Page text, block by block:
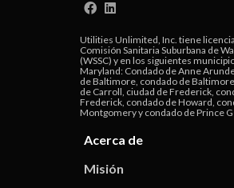
Utilities Unlimited, Inc. tiene
Comisión Sanitaria Suburbana de
(WSSC) y en los siguientes
Maryland: Condado de Anne
de Baltimore, condado de
de Carroll, ciudad de Frederick,
Frederick, condado de Howard,
Montgomery y condado de Prince
Acerca de
Misión